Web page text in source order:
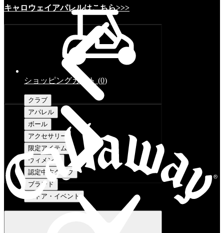
キャロウェイアパレルはこちら>>>
ショッピングカート (0)
クラブ
アパレル
ボール
アクセサリー
限定アイテム
ウィメンズ
認定中古クラブ
ブランド
ストア・イベント